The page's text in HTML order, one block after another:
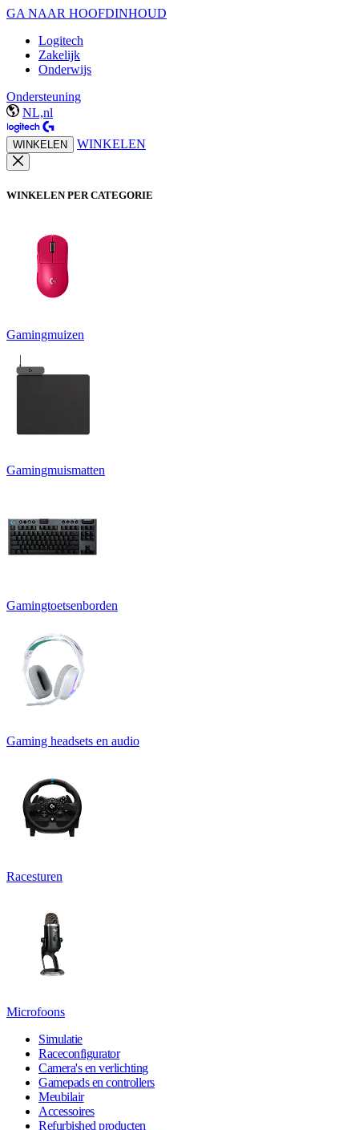
GA NAAR HOOFDINHOUD
Logitech
Zakelijk
Onderwijs
Ondersteuning
NL,nl
WINKELEN WINKELEN
WINKELEN PER CATEGORIE
Gamingmuizen
Gamingmuismatten
Gamingtoetsenborden
Gaming headsets en audio
Racesturen
Microfoons
Simulatie
Raceconfigurator
Camera's en verlichting
Gamepads en controllers
Meubilair
Accessoires
Refurbished producten